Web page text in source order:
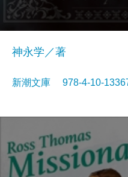
神永学／著
新潮文庫 978-4-10-